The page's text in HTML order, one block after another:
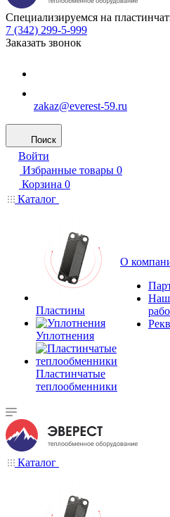
Специализируемся на
7 (342) 299-5-999
Заказать звонок
zakaz@everest-59.ru
Поиск
Войти
Избранные товары 0
Корзина 0
Каталог
Пластины
Уплотнения
Пластинчатые
теплообменники
О
Каталог